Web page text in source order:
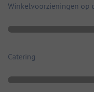
Winkelvoorzieningen op
Catering